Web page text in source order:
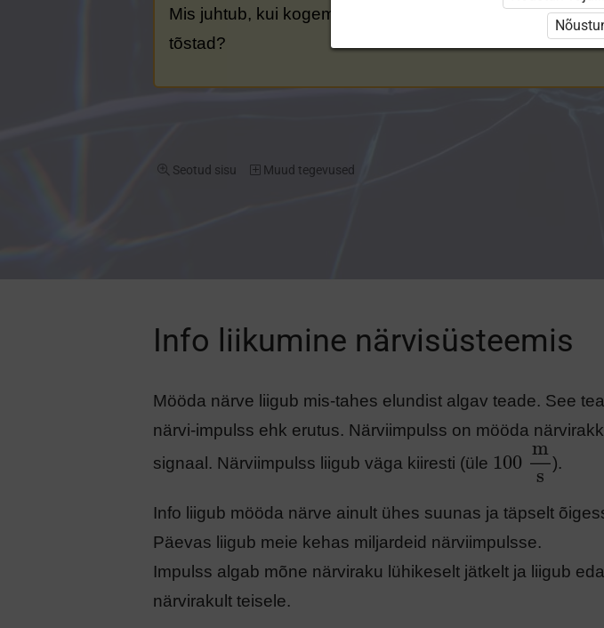
Mis juhtub, kui kogemata palja käega tulist keedupoti
tõstad?
Seotud sisu Muud tegevused
Info liikumine närvisüsteemis
Mööda närve liigub mis-tahes elundist algav teade. See
närvi-impulss ehk erutus. Närviimpulss on mööda
signaal. Närviimpulss liigub väga kiiresti (üle 100
m
s
).
Info liigub mööda närve ainult ühes suunas ja täpselt
Päevas liigub meie kehas miljardeid närviimpulsse.
​Impulss algab mõne närviraku lühikeselt jätkelt ja liigub
närvirakult teisele.